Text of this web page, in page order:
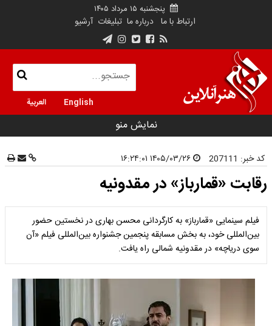
پنجشنبه ۱۵ مرداد ۱۴۰۵
ارتباط با ما درباره ما تبلیغات آرشیو
English العربية
نمایش منو
کد خبر: 207111
رقابت «قمارباز» در مقدونیه
فیلم سینمایی «قمارباز» به کارگردانی محسن بهاری در نخستین حضور
بین‌المللی خود، به بخش مسابقه پنجمین جشنواره بین‌المللی فیلم «آن
سوی دریاچه» در مقدونیه شمالی راه یافت.